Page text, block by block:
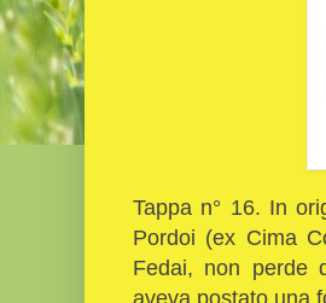
Tappa n° 16. In
Pordoi (ex Cima
Fedai, non perde
aveva postato una